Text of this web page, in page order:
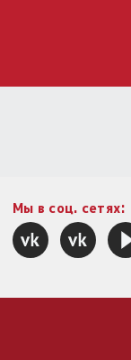
Мы в соц. сетях: